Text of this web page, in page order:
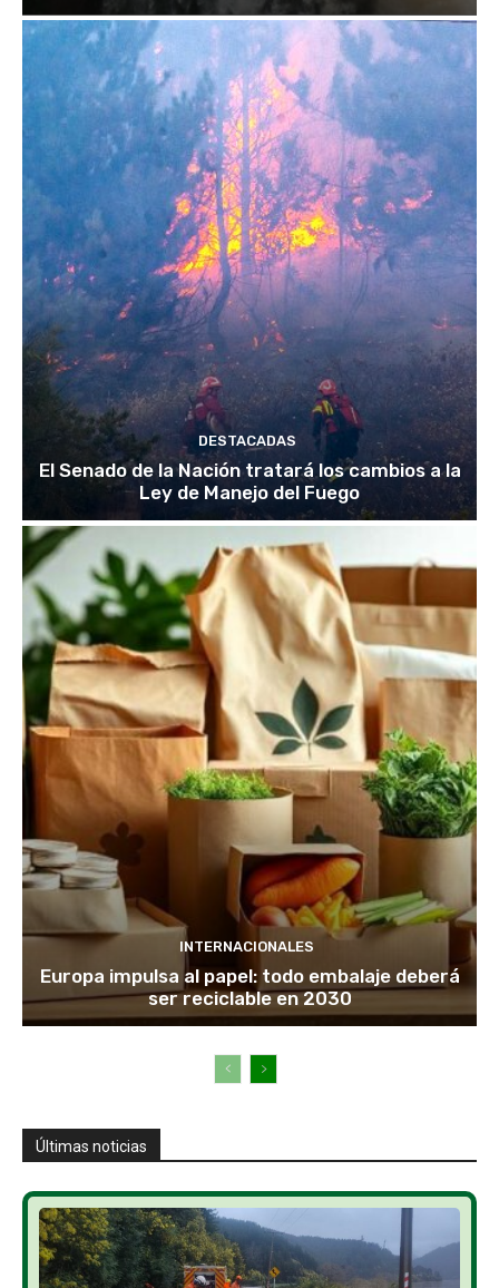
DESTACADAS
El Senado de la Nación tratará los cambios a la
Ley de Manejo del Fuego
INTERNACIONALES
Europa impulsa al papel: todo embalaje deberá
ser reciclable en 2030
Últimas noticias